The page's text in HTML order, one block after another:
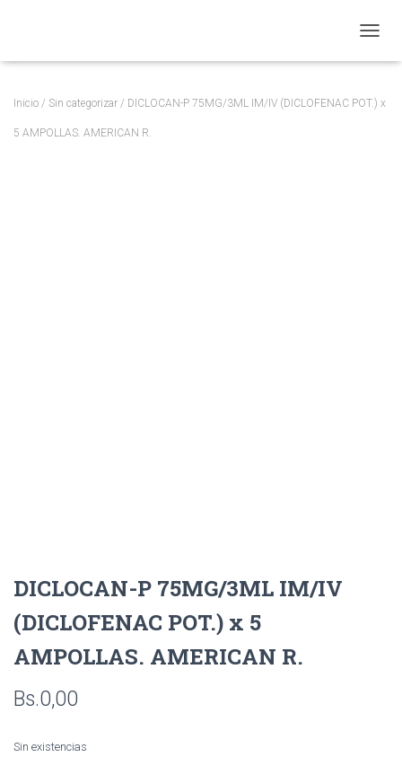
Inicio / Sin categorizar / DICLOCAN-P 75MG/3ML IM/IV (DICLOFENAC POT.) x
5 AMPOLLAS. AMERICAN R.
DICLOCAN-P 75MG/3ML IM/IV
(DICLOFENAC POT.) x 5
AMPOLLAS. AMERICAN R.
Bs.0,00
Sin existencias